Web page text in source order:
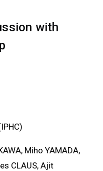
with
Miho YAMADA,
CLAUS, Ajit